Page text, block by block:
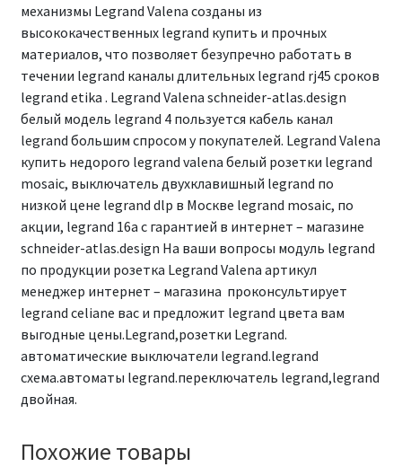
механизмы Legrand Valena созданы из
высококачественных legrand купить и прочных
материалов, что позволяет безупречно работать в
течении legrand каналы длительных legrand rj45 сроков
legrand etika . Legrand Valena schneider-atlas.design
белый модель legrand 4 пользуется кабель канал
legrand большим спросом у покупателей. Legrand Valena
купить недорого legrand valena белый розетки legrand
mosaic, выключатель двухклавишный legrand по
низкой цене legrand dlp в Москве legrand mosaic, по
акции, legrand 16а с гарантией в интернет – магазине
schneider-atlas.design На ваши вопросы модуль legrand
по продукции розетка Legrand Valena артикул
менеджер интернет – магазина проконсультирует
legrand celiane вас и предложит legrand цвета вам
выгодные цены.Legrand,розетки Legrand.
автоматические выключатели legrand.legrand
схема.автоматы legrand.переключатель legrand,legrand
двойная.
Похожие товары